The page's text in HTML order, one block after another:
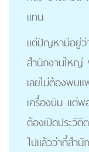
แทน
แต่ปัญหามีอยู่ว่
สำนักงานใหญ่
เลยไม่ต้องพบ
เครื่องบิน แต่พ
ต้องเปิดประวั
ไปแล้วว่าที่สำ